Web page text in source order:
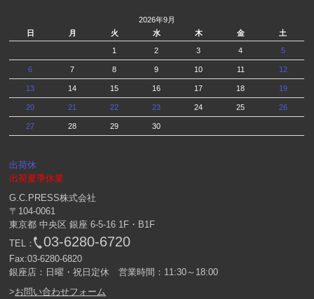
2026年9月
日
月 火 水 木 金 土
1 2 3 4 5
6 7 8 9 10 11 12
13 14 15 16 17 18 19
20 21 22 23 24 25 26
27 28 29 30
出荷休
出荷夏季休業
G.C.PRESS株式会社
〒104-0061
東京都 中央区 銀座 6-5-16 1F・B1F
TEL：
03-6280-6720
Fax:03-6280-6820
銀座店：日曜・祝日定休 営業時間：11:30～18:00
>お問い合わせフォーム